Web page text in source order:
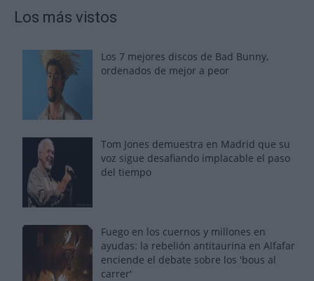
Los más vistos
Los 7 mejores discos de Bad Bunny,
ordenados de mejor a peor
Tom Jones demuestra en Madrid que su
voz sigue desafiando implacable el paso
del tiempo
Fuego en los cuernos y millones en
ayudas: la rebelión antitaurina en Alfafar
enciende el debate sobre los 'bous al
carrer'